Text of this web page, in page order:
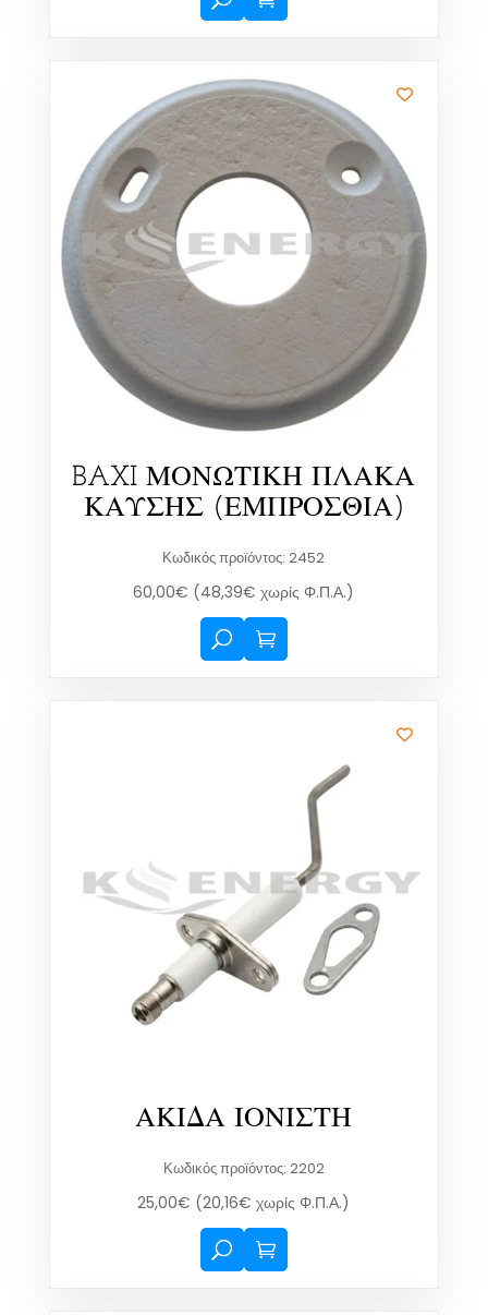
BAXI ΜΟΝΩΤΙΚΗ ΠΛΑΚΑ
ΚΑΥΣΗΣ (ΕΜΠΡΟΣΘΙΑ)
Κωδικός προϊόντος: 2452
60,00€ (48,39€ χωρίς Φ.Π.Α.)
ΑΚΙΔΑ ΙΟΝΙΣΤΗ
Κωδικός προϊόντος: 2202
25,00€ (20,16€ χωρίς Φ.Π.Α.)